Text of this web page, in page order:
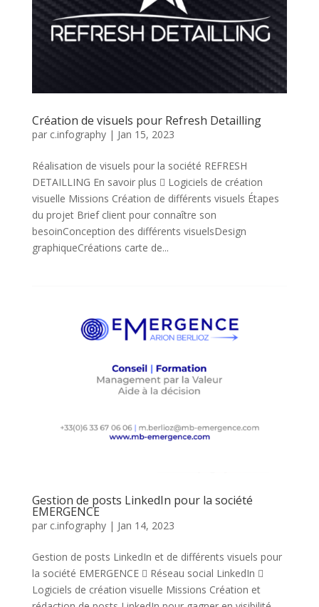
Création de visuels pour Refresh Detailling
par c.infography| Jan 15, 2023
Réalisation de visuels pour la société REFRESH
DETAILLING En savoir plus  Logiciels de création
visuelle Missions Création de différents visuels Étapes
du projet Brief client pour connaître son
besoinConception des différents visuelsDesign
graphiqueCréations carte de...
Gestion de posts LinkedIn pour la société
EMERGENCE
par c.infography| Jan 14, 2023
Gestion de posts LinkedIn et de différents visuels pour
la société EMERGENCE  Réseau social LinkedIn 
Logiciels de création visuelle Missions Création et